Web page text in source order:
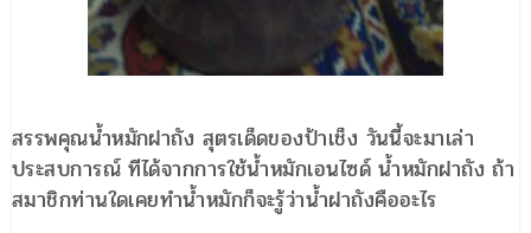
สรรพคุณน้ำหมักฝาถัง สุตรเด็ดของป้าเช็ง วันนี้จะมาเล่า
ประสบการณ์ ทีได้จากการใช้น้ำหมักเอนไซด์ น้ำหมักฝาถัง ถ้า
สมาชิกท่านใดเคยทำน้ำหมักก็จะรู้ว่าน้ำฝาถังคืออะไร